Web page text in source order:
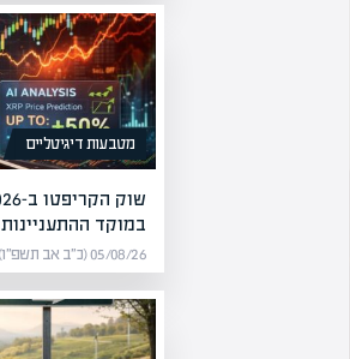
מטבעות דיגיטליים
במוקד ההתעניינות
05/08/26 (כ״ב אב תשפ״ו) | מערכת אפיק